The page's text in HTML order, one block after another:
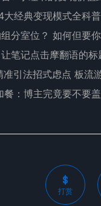
经典变现模式全科
分室位？ 如何但要
笔记点击摩翻语的
引法招式虑点 板流
：博主完竟要不要
打赏